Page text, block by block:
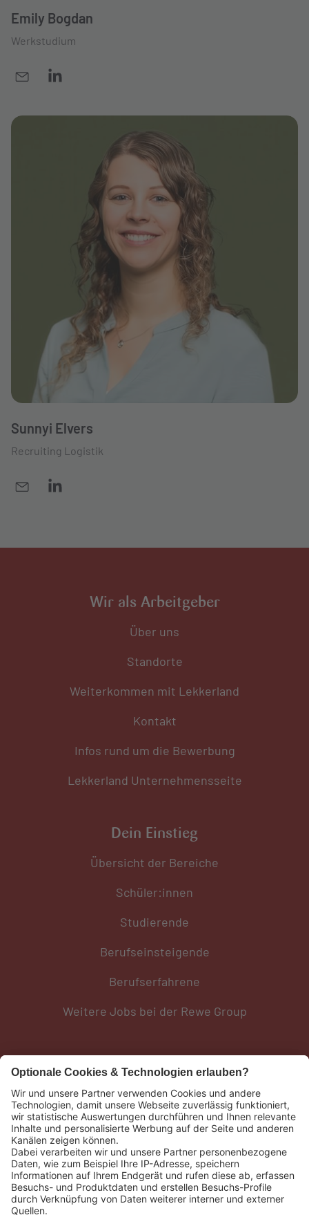
Emily Bogdan
Werkstudium
Sunnyi Elvers
Recruiting Logistik
Wir als Arbeitgeber
Über uns
Standorte
Weiterkommen mit Lekkerland
Kontakt
Infos rund um die Bewerbung
Lekkerland Unternehmensseite
Dein Einstieg
Übersicht der Bereiche
Schüler:innen
Studierende
Berufseinsteigende
Berufserfahrene
Weitere Jobs bei der Rewe Group
Social Media
Weiteres
REWE Group